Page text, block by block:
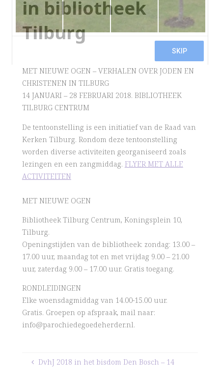
in bibliotheek
Tilburg
MET NIEUWE OGEN – VERHALEN OVER JODEN EN
CHRISTENEN IN TILBURG
14 JANUARI – 28 FEBRUARI 2018. BIBLIOTHEEK
TILBURG CENTRUM
De tentoonstelling is een initiatief van de Raad van
Kerken Tilburg. Rondom deze tentoonstelling
worden diverse activiteiten georganiseerd zoals
lezingen en een zangmiddag. FLYER MET ALLE
ACTIVITEITEN
MET NIEUWE OGEN
Bibliotheek Tilburg Centrum, Koningsplein 10,
Tilburg.
Openingstijden van de bibliotheek: zondag: 13.00 –
17.00 uur, maandag tot en met vrijdag 9.00 – 21.00
uur, zaterdag 9.00 – 17.00 uur. Gratis toegang.
RONDLEIDINGEN
Elke woensdagmiddag van 14.00-15.00 uur.
Gratis. Groepen op afspraak, mail naar:
info@parochiedegoedeherder.nl.
DvhJ 2018 in het bisdom Den Bosch – 14